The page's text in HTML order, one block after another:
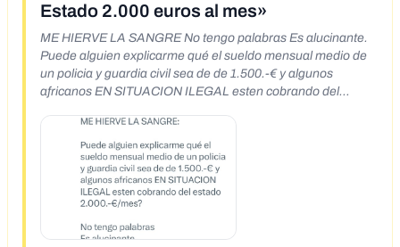
Estado 2.000 euros al mes»
ME HIERVE LA SANGRE No tengo palabras Es alucinante.
Puede alguien explicarme qué el sueldo mensual medio de
un policia y guardia civil sea de de 1.500.-€ y algunos
africanos EN SITUACION ILEGAL esten cobrando del
https://twitter.com/SandraGucciLope/status/1671287365917
106181?t=KMPlGxdGU_v7XzjKYcvRRQ&s=35